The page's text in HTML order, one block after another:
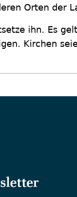
Orten der
ihn. Es
Kirchen